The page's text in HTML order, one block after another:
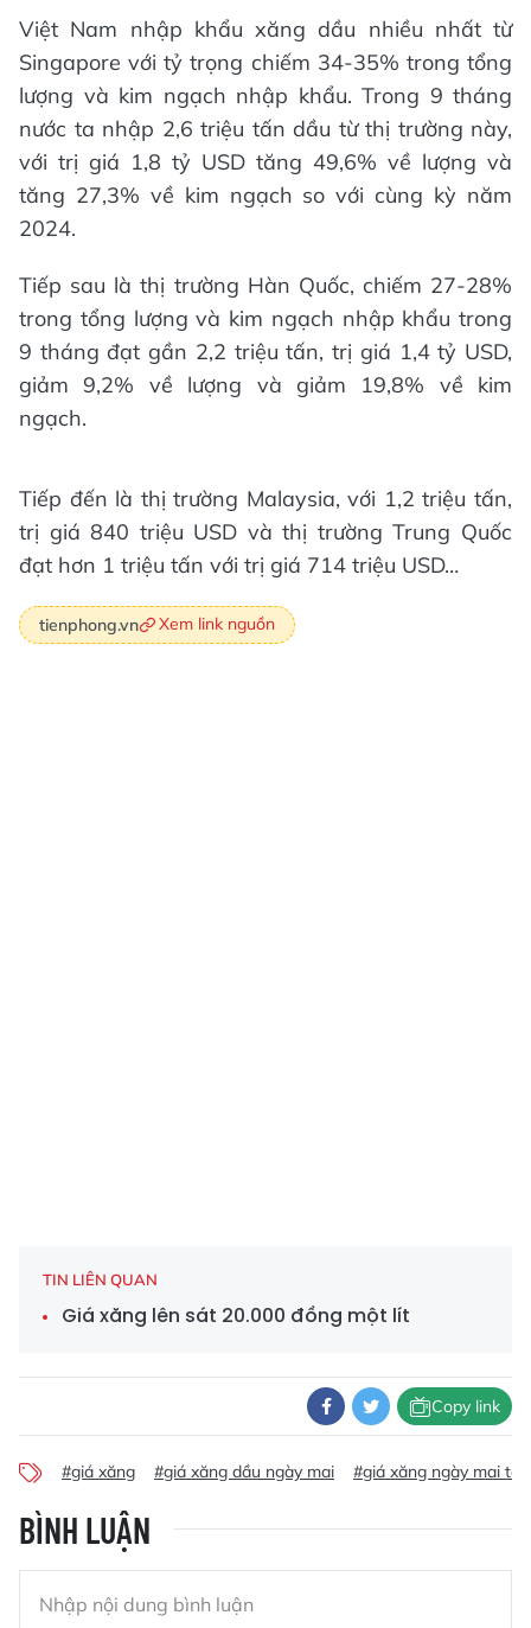
Việt Nam nhập khẩu xăng dầu nhiều nhất từ
Singapore với tỷ trọng chiếm 34-35% trong tổng
lượng và kim ngạch nhập khẩu. Trong 9 tháng
nước ta nhập 2,6 triệu tấn dầu từ thị trường này,
với trị giá 1,8 tỷ USD tăng 49,6% về lượng và
tăng 27,3% về kim ngạch so với cùng kỳ năm
2024.
Tiếp sau là thị trường Hàn Quốc, chiếm 27-28%
trong tổng lượng và kim ngạch nhập khẩu trong
9 tháng đạt gần 2,2 triệu tấn, trị giá 1,4 tỷ USD,
giảm 9,2% về lượng và giảm 19,8% về kim
ngạch.
Tiếp đến là thị trường Malaysia, với 1,2 triệu tấn,
trị giá 840 triệu USD và thị trường Trung Quốc
đạt hơn 1 triệu tấn với trị giá 714 triệu USD…
tienphong.vn Xem link nguồn
TIN LIÊN QUAN
Giá xăng lên sát 20.000 đồng một lít
Copy link
#giá xăng #giá xăng dầu ngày mai #giá xăng ngày mai
BÌNH LUẬN